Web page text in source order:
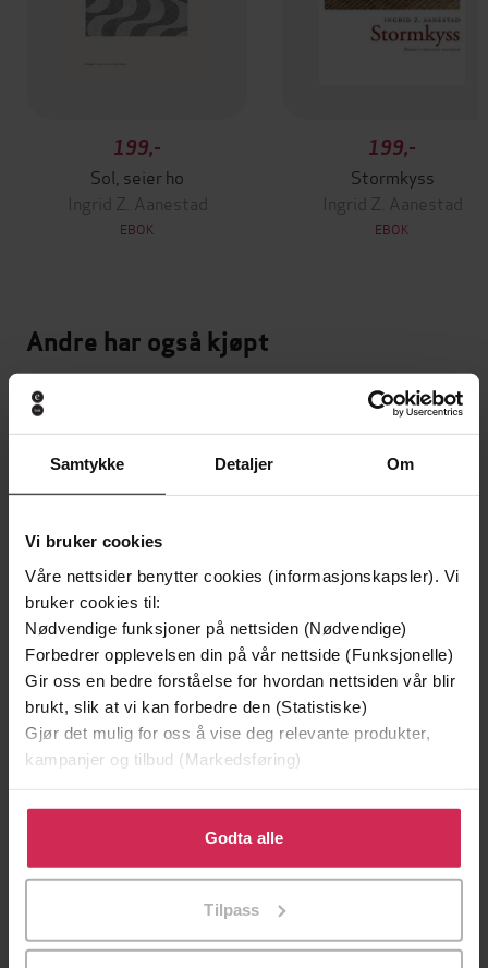
Samtykke Detaljer Om
Vi bruker cookies
Våre nettsider benytter cookies (informasjonskapsler). Vi
bruker cookies til:
Nødvendige funksjoner på nettsiden (Nødvendige)
Forbedrer opplevelsen din på vår nettside (Funksjonelle)
Gir oss en bedre forståelse for hvordan nettsiden vår blir
brukt, slik at vi kan forbedre den (Statistiske)
Gjør det mulig for oss å vise deg relevante produkter,
kampanjer og tilbud (Markedsføring)
Klikk på «Godta alle» for å gi oss ditt samtykke til å
bruke cookies for alle disse formålene. Du kan også
tilpasse ditt samtykke til spesifikke formål ved å klikke
Godta alle
Tilpass
199,-
Sol, seier ho
Ingrid Z. Aanestad
EBOK
199,-
Stormkyss
Ingrid Z. Aanestad
EBOK
Andre har også kjøpt
199,-
Minnesota
349,-
Undertittel roman